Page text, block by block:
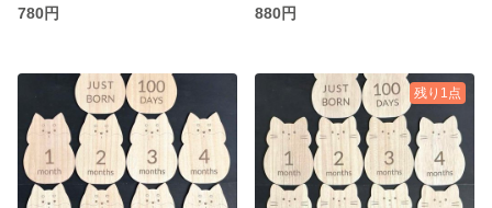
780円
880円
残り1点